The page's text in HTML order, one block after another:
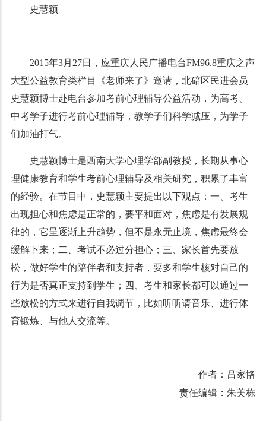
史慧颖
2015年3月27日，应重庆人民广播电台FM96.8重庆之声
大型公益教育类栏目《老师来了》邀请，北碚区民进会员
史慧颖博士赴电台参加考前心理辅导公益活动，为高考、
中考学子进行考前心理辅导，教学子们科学减压，为学子
们加油打气。
史慧颖博士是西南大学心理学部副教授，长期从事心
理健康教育和学生考前心理辅导及相关研究，积累了丰富
的经验。在节目中，史慧颖主要提出以下观点：一、考生
出现担心和焦虑是正常的，要平和面对，焦虑是有发展规
律的，它呈逐渐上升趋势，但不是永无止境，焦虑最终会
缓解下来；二、考试不必过分担心；三、家长首先要放
松，做好学生的陪伴者和支持者，要多和学生核对自己的
行为是否真正支持到学生；四、考生和家长都可以通过一
些放松的方式来进行自我调节，比如听听请音乐、进行体
育锻炼、与他人交流等。
作者：吕家恪
责任编辑：朱美栋